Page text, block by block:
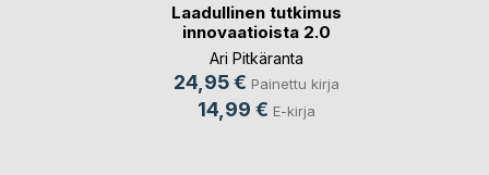
Laadullinen tutkimus
innovaatioista 2.0
Ari Pitkäranta
24,95 € Painettu kirja
14,99 € E-kirja